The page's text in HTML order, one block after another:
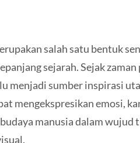
salah satu bentuk
sejarah. Sejak
menjadi sumber inspirasi
mengekspresikan emosi,
manusia dalam wujud